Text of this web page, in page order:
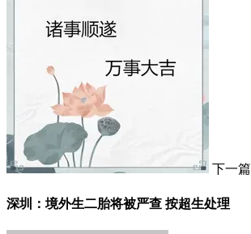
下一篇
深圳：境外生二胎将被严查 按超生处理